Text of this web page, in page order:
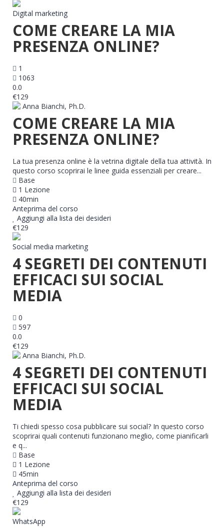
Digital marketing
COME CREARE LA MIA
PRESENZA ONLINE?
1
1063
0.0
€129
Anna Bianchi, Ph.D.
COME CREARE LA MIA
PRESENZA ONLINE?
La tua presenza online è la vetrina digitale della tua attività. In
questo corso scoprirai le linee guida essenziali per creare...
Base
1 Lezione
40min
Anteprima del corso
Aggiungi alla lista dei desideri
€129
Social media marketing
4 SEGRETI DEI CONTENUTI
EFFICACI SUI SOCIAL
MEDIA
0
597
0.0
€129
Anna Bianchi, Ph.D.
4 SEGRETI DEI CONTENUTI
EFFICACI SUI SOCIAL
MEDIA
Ti chiedi spesso cosa pubblicare sui social? In questo corso
scoprirai quali contenuti funzionano meglio, come pianificarli
e q...
Base
1 Lezione
45min
Anteprima del corso
Aggiungi alla lista dei desideri
€129
WhatsApp